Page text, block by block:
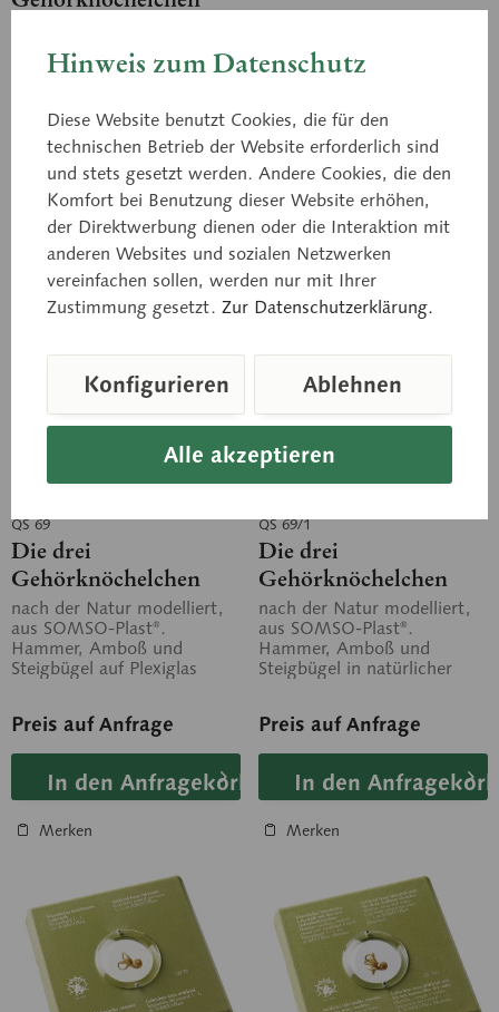
SOMSO-Plast®. Das Modell
veranschaulicht instruktiv
Mittelohrraumes und des
Innenohres. Das...
Preis auf Anfrage
In den Anfragekorb
Merken
19fach vergrößert, aus
SOMSO-Plast®. Bestehend
Steigbügel. In 3 Teile
zerlegbar. Auf...
Preis auf Anfrage
In den Anfragekorb
Merken
QS 69
Die drei
Gehörknöchelchen
nach der Natur modelliert,
aus SOMSO-Plast®.
Hammer, Amboß und
Steigbügel auf Plexiglas
Preis auf Anfrage
In den Anfragekorb
Merken
QS 69/1
Die drei
Gehörknöchelchen
nach der Natur modelliert,
aus SOMSO-Plast®.
Hammer, Amboß und
Steigbügel in natürlicher
Preis auf Anfrage
In den Anfragekorb
Merken
Hinweis zum Datenschutz
Diese Website benutzt Cookies, die für den
technischen Betrieb der Website erforderlich sind
und stets gesetzt werden. Andere Cookies, die den
Komfort bei Benutzung dieser Website erhöhen,
der Direktwerbung dienen oder die Interaktion mit
anderen Websites und sozialen Netzwerken
vereinfachen sollen, werden nur mit Ihrer
Zustimmung gesetzt. Zur Datenschutzerklärung.
Alle akzeptieren
Konfigurieren Ablehnen